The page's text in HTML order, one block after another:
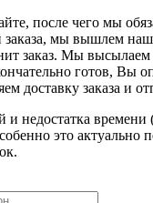
после чего мы
заказа, мы вышлем
заказ. Мы
готов, Вы
доставку заказа и
недостатка
это